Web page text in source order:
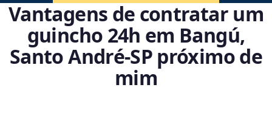
Vantagens de contratar um
guincho 24h em Bangú,
Santo André‑SP próximo de
mim